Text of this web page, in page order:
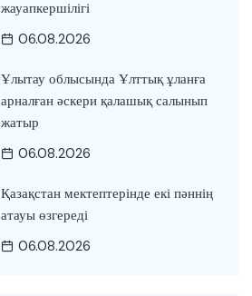
жауапкершілігі
06.08.2026
Ұлытау облысында Ұлттық ұланға
арналған әскери қалашық салынып
жатыр
06.08.2026
Қазақстан мектептерінде екі пәннің
атауы өзгереді
06.08.2026